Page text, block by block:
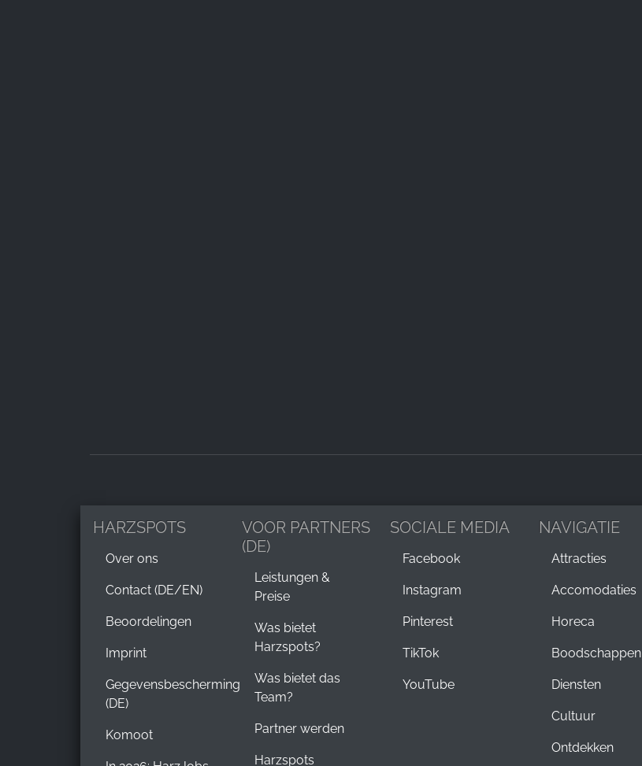
HARZSPOTS
Over ons
Contact (DE/EN)
Beoordelingen
Imprint
Gegevensbescherming
(DE)
Komoot
VOOR PARTNERS
(DE)
Leistungen &
Preise
Was bietet
Harzspots?
Was bietet das
Team?
Partner werden
Harzspots
SOCIALE MEDIA
Facebook
Instagram
Pinterest
TikTok
YouTube
NAVIGATIE
Attracties
Accomodaties
Horeca
Boodschappen
Diensten
Cultuur
Ontdekken